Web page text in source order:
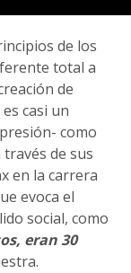
de los
total a
de
casi un
como
de sus
en la carrera
evoca el
social, como
eran 30